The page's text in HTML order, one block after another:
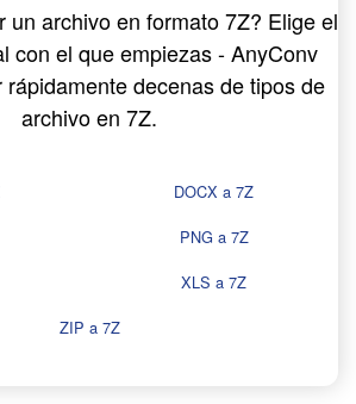
un archivo en formato 7Z? Elige el
con el que empiezas - AnyConv
decenas de tipos de
archivo en 7Z.
DOCX a 7Z
PNG a 7Z
XLS a 7Z
ZIP a 7Z